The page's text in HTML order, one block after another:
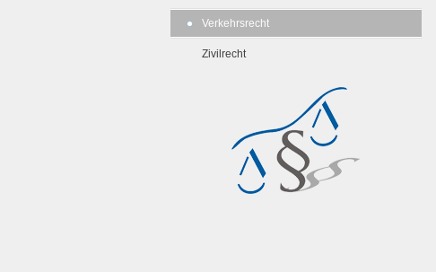
Verkehrsrecht
Zivilrecht